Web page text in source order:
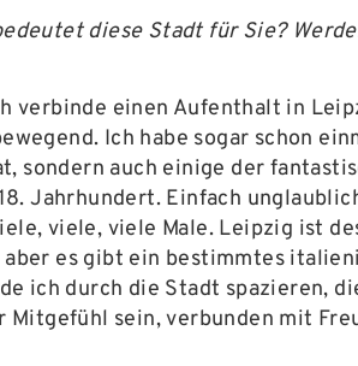
diese Stadt für Sie?
einen Aufenthalt in
Ich habe sogar schon
auch einige der
Jahrhundert. Einfach
viele, viele Male. Leipzig ist
es gibt ein bestimmtes
ich durch die Stadt spazieren,
sein, verbunden mit